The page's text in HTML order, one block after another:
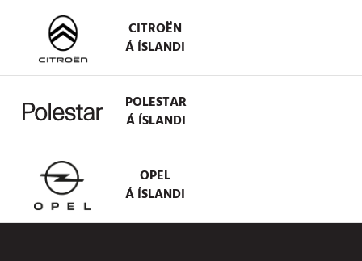
CITROËN
Á ÍSLANDI
POLESTAR
Á ÍSLANDI
OPEL
Á ÍSLANDI